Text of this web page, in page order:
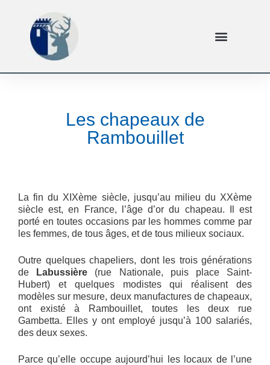
Les chapeaux de
Rambouillet
La fin du XIXème siècle, jusqu’au milieu du XXème
siècle est, en France, l’âge d’or du chapeau. Il est
porté en toutes occasions par les hommes comme par
les femmes, de tous âges, et de tous milieux sociaux.
Outre quelques chapeliers, dont les trois générations
de Labussière (rue Nationale, puis place Saint-
Hubert) et quelques modistes qui réalisent des
modèles sur mesure, deux manufactures de chapeaux,
ont existé à Rambouillet, toutes les deux rue
Gambetta. Elles y ont employé jusqu’à 100 salariés,
des deux sexes.
Parce qu’elle occupe aujourd’hui les locaux de l’une